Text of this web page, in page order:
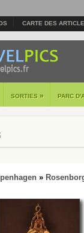
CARTE DES
SORTIES » PARC
»